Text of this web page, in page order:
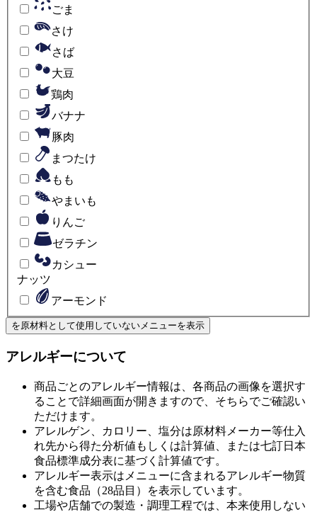
ごま
さけ
さば
大豆
鶏肉
バナナ
豚肉
まつたけ
もも
やまいも
りんご
ゼラチン
カシュー
ナッツ
アーモンド
を原材料として使用していないメニューを表示
アレルギーについて
商品ごとのアレルギー情報は、各商品の画像を選択す
ることで詳細画面が開きますので、そちらでご確認い
ただけます。
アレルゲン、カロリー、塩分は原材料メーカー等仕⼊
れ先から得た分析値もしくは計算値、または七訂⽇本
⾷品標準成分表に基づく計算値です。
アレルギー表⽰はメニューに含まれるアレルギー物質
を含む⾷品（28品⽬）を表⽰しています。
⼯場や店舗での製造・調理⼯程では、本来使⽤しない